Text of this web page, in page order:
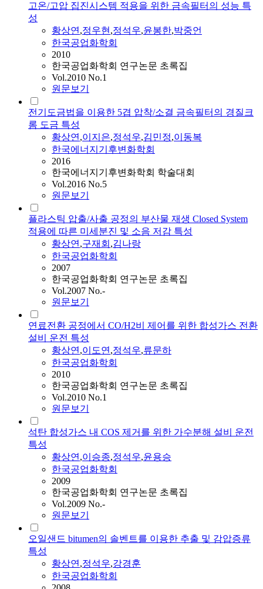
고온/고압 집진시스템 적용을 위한 금속필터의 성능 특
성
황상연,정우현,정석우,윤봉한,박중언
한국공업화학회
2010
한국공업화학회 연구논문 초록집
Vol.2010 No.1
원문보기
전기도금법을 이용한 5겹 압착/소결 금속필터의 경질크
롬 도금 특성
황상연,이지은,정석우,김민정,이동복
한국에너지기후변화학회
2016
한국에너지기후변화학회 학술대회
Vol.2016 No.5
원문보기
플라스틱 압출/사출 공정의 부산물 재생 Closed System
적용에 따른 미세분진 및 소음 저감 특성
황상연,구재회 ,김나랑
한국공업화학회
2007
한국공업화학회 연구논문 초록집
Vol.2007 No.-
원문보기
연료전환 공정에서 CO/H2비 제어를 위한 합성가스 전환
설비 운전 특성
황상연,이도연,정석우,류문하
한국공업화학회
2010
한국공업화학회 연구논문 초록집
Vol.2010 No.1
원문보기
석탄 합성가스 내 COS 제거를 위한 가수분해 설비 운전
특성
황상연,이승종,정석우,윤용승
한국공업화학회
2009
한국공업화학회 연구논문 초록집
Vol.2009 No.-
원문보기
오일샌드 bitumen의 솔벤트를 이용한 추출 및 감압증류
특성
황상연,정석우,강경훈
한국공업화학회